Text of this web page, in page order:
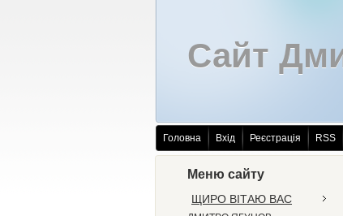
Сайт
Головна Вхід Реєстрація RSS
Меню сайту
ЩИРО ВІТАЮ ВАС